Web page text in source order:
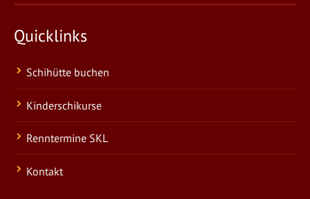
Quicklinks
Schihütte buchen
Kinderschikurse
Renntermine SKL
Kontakt